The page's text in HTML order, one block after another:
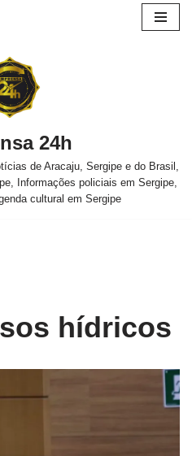
24h
de Aracaju, Sergipe e do Brasil,
Informações policiais em Sergipe,
cultural em Sergipe
hídricos